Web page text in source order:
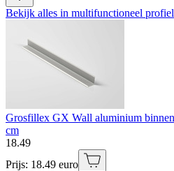
Bekijk alles in multifunctioneel profiel
Grosfillex GX Wall aluminium
cm
18.49
Prijs: 18.49 euro